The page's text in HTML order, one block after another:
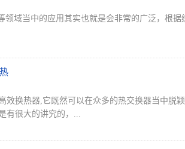
域当中的应用其实也就是会非常的广泛，根
效换热器,它既然可以在众多的热交换器当中脱
有很大的讲究的，...